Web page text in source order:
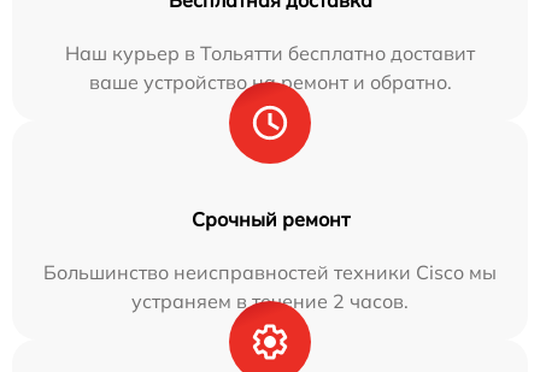
Наш курьер в Тольятти бесплатно доставит
ваше устройство на ремонт и обратно.
Срочный ремонт
Большинство неисправностей техники Cisco мы
устраняем в течение 2 часов.